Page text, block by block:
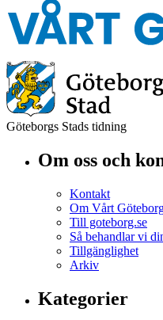
Göteborgs Stads tidning
Om oss och
Kontakt
Om Vårt
Till goteborg.se
Så behandlar vi
Tillgänglighet
Arkiv
Kategorier